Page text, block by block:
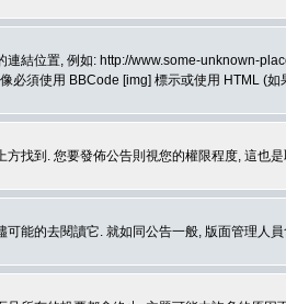
結位置, 例如: http://www.some-unknown-
必須使用 BBCode [img] 標示或使用 HTML (如
找到. 您要發佈公告則視您的權限程度, 這也
能的去閱讀它. 就如同公告一般, 版面管理人